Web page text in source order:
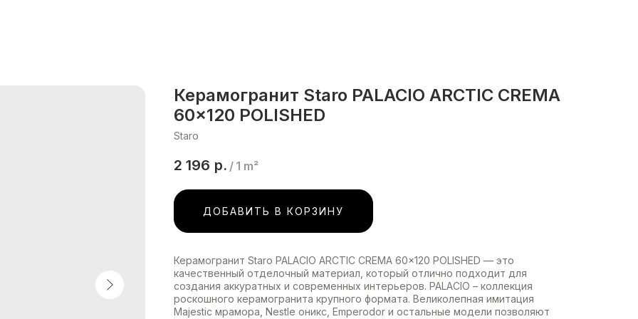
Керамогранит Staro PALACIO ARCTIC CREMA
60x120 POLISHED
Staro
2 196 р. / 1 m²
ДОБАВИТЬ В КОРЗИНУ
Керамогранит Staro PALACIO ARCTIC CREMA 60x120 POLISHED — это
качественный отделочный материал, который отлично подходит для
создания аккуратных и современных интерьеров. PALACIO – коллекция
роскошного керамогранита крупного формата. Великолепная имитация
Majestic мрамора, Nestle оникс, Emperodor и остальные модели позволяют